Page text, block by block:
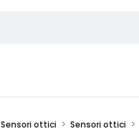
Sensori ottici Sensori ottici